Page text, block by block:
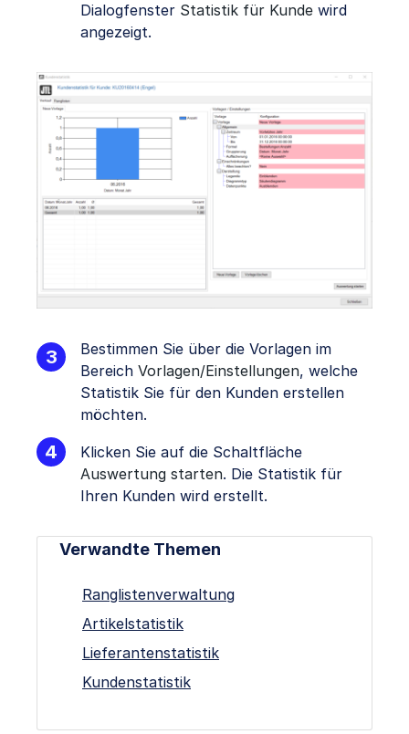
Dialogfenster Statistik für Kunde wird
angezeigt.
Bestimmen Sie über die Vorlagen im
Bereich Vorlagen/Einstellungen, welche
Statistik Sie für den Kunden erstellen
möchten.
Klicken Sie auf die Schaltfläche
Auswertung starten. Die Statistik für
Ihren Kunden wird erstellt.
Verwandte Themen
Ranglistenverwaltung
Artikelstatistik
Lieferantenstatistik
Kundenstatistik